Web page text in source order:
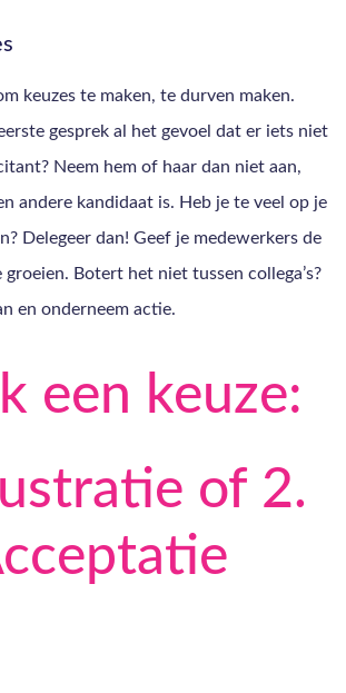
keuzes te maken, te durven maken.
gesprek al het gevoel dat er iets niet
Neem hem of haar dan niet aan,
andere kandidaat is. Heb je te veel op je
Delegeer dan! Geef je medewerkers de
groeien. Botert het niet tussen collega’s?
en onderneem actie.
een keuze:
of 2.